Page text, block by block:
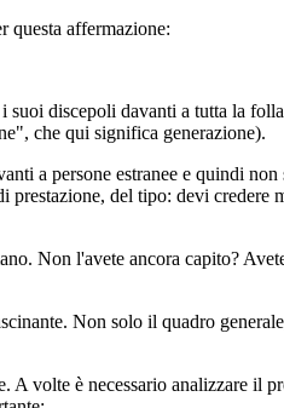
questa affermazione:
discepoli davanti a tutta la
che qui significa generazione).
a persone estranee e quindi
del tipo: devi credere
Non l'avete ancora capito?
Non solo il quadro
A volte è necessario analizzare il